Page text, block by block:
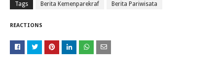
Tags Berita Kemenparekraf Berita Pariwisata
REACTIONS